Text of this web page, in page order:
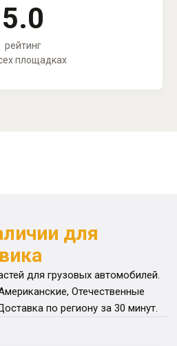
5.0
рейтинг
площадках
для
для грузовых автомобилей.
Отечественные
по региону за 30 минут.